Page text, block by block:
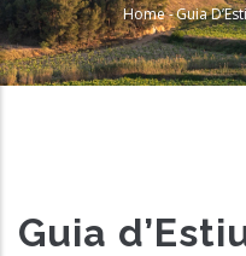
Home-Guia
Guia